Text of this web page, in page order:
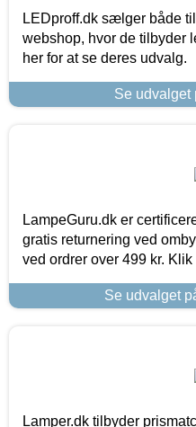
LEDproff.dk sælger både
webshop, hvor de tilbyder
her for at se deres udvalg.
Se udvalget
LampeGuru.dk er
gratis returnering ved
ved ordrer over 499 kr.
Se udvalget
Lamper.dk tilbyder